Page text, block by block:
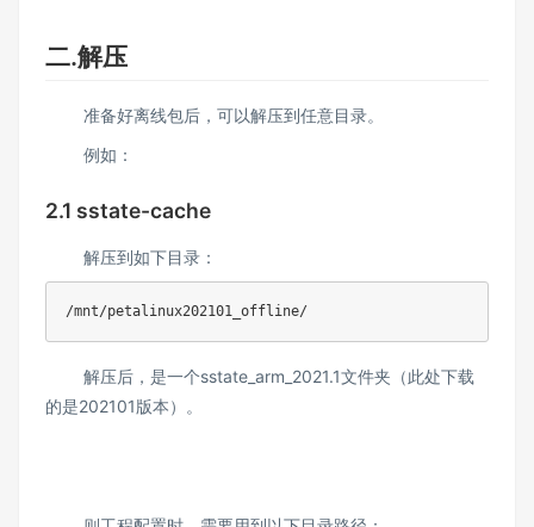
二.解压
准备好离线包后，可以解压到任意目录。
例如：
2.1 sstate-cache
解压到如下目录：
/mnt/petalinux202101_offline/
解压后，是一个sstate_arm_2021.1文件夹（此处下载
的是202101版本）。